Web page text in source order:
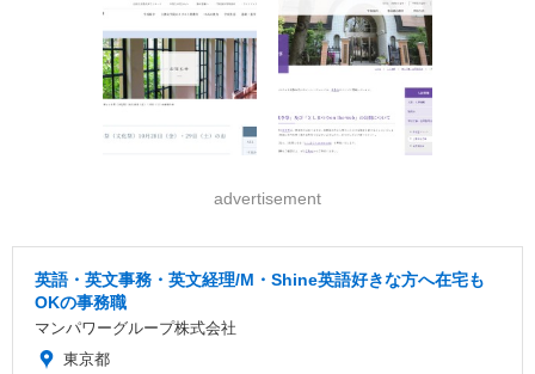
advertisement
英語・英文事務・英文経理/M・Shine英語好きな方へ在宅も
OKの事務職
マンパワーグループ株式会社
東京都